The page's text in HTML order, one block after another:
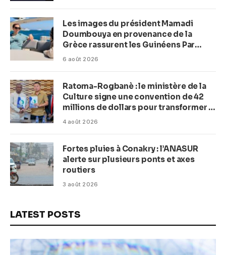
Les images du président Mamadi
Doumbouya en provenance de la
Grèce rassurent les Guinéens Par
(Macka Baldé)
6 août 2026
Ratoma-Rogbanè : le ministère de la
Culture signe une convention de 42
millions de dollars pour transformer la
plage en complexe balnéaire
4 août 2026
Fortes pluies à Conakry : l’ANASUR
alerte sur plusieurs ponts et axes
routiers
3 août 2026
LATEST POSTS